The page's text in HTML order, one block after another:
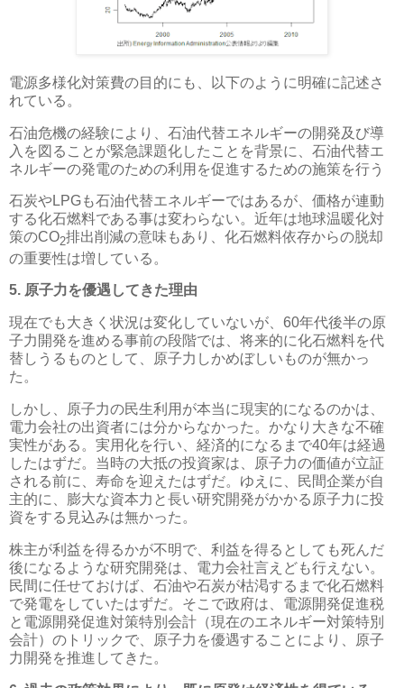
電源多様化対策費の目的にも、以下のように明確に記述さ
れている。
石油危機の経験により、石油代替エネルギーの開発及び導
入を図ることが緊急課題化したことを背景に、石油代替エ
ネルギーの発電のための利用を促進するための施策を行う
石炭やLPGも石油代替エネルギーではあるが、価格が連動
する化石燃料である事は変わらない。近年は地球温暖化対
策のCO2排出削減の意味もあり、化石燃料依存からの脱却
の重要性は増している。
5. 原子力を優遇してきた理由
現在でも大きく状況は変化していないが、60年代後半の原
子力開発を進める事前の段階では、将来的に化石燃料を代
替しうるものとして、原子力しかめぼしいものが無かっ
た。
しかし、原子力の民生利用が本当に現実的になるのかは、
電力会社の出資者には分からなかった。かなり大きな不確
実性がある。実用化を行い、経済的になるまで40年は経過
したはずだ。当時の大抵の投資家は、原子力の価値が立証
される前に、寿命を迎えたはずだ。ゆえに、民間企業が自
主的に、膨大な資本力と長い研究開発がかかる原子力に投
資をする見込みは無かった。
株主が利益を得るかが不明で、利益を得るとしても死んだ
後になるような研究開発は、電力会社言えども行えない。
民間に任せておけば、石油や石炭が枯渇するまで化石燃料
で発電をしていたはずだ。そこで政府は、電源開発促進税
と電源開発促進対策特別会計（現在のエネルギー対策特別
会計）のトリックで、原子力を優遇することにより、原子
力開発を推進してきた。